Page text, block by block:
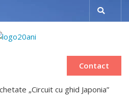
Contact
„Circuit cu ghid Japonia”